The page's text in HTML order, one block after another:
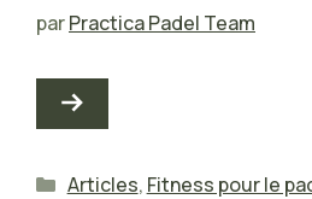
parPractica Padel Team
Catégories
Articles, Fitness pour le